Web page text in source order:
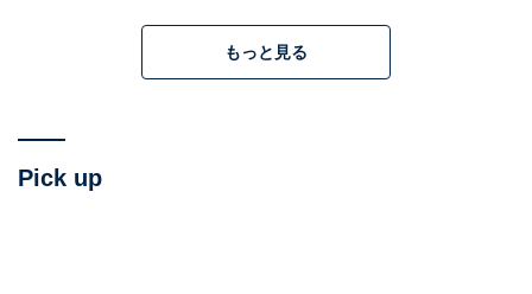
本作は「100m走に挑む人たち」の群像劇。その中で主人
公といえるのは「トガシ」と「小宮」の2人です。彼ら
り、やがて高校生になり、さらに社会人になってからの
姿も描かれます。
もっと見る
Pick up